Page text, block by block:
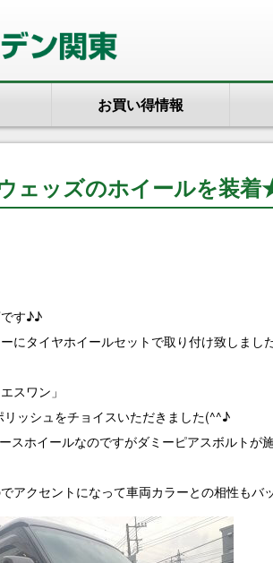
お買い得情報
ェッズのホイールを装
す♪♪
タイヤホイールセットで取り付け致しまし
スワン」
ッシュをチョイスいただきました(^^♪
スホイールなのですがダミーピアスボルト
アクセントになって車両カラーとの相性もバ